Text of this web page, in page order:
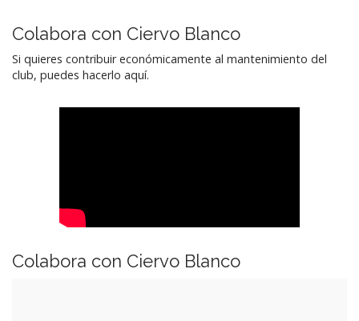
Colabora con Ciervo Blanco
Si quieres contribuir económicamente al mantenimiento del
club, puedes hacerlo aquí.
Colabora con Ciervo Blanco